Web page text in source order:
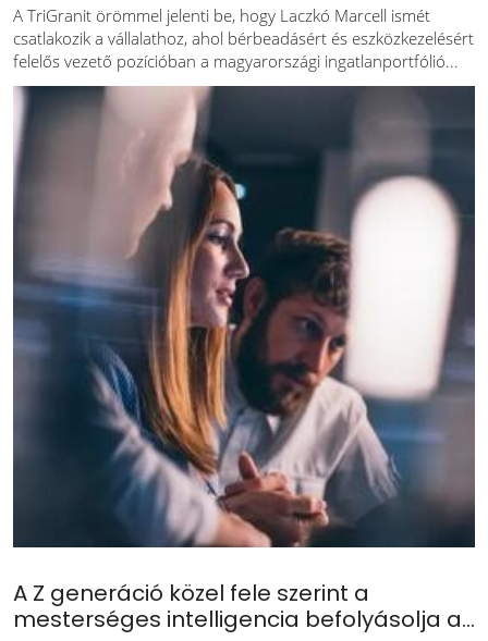
A TriGranit örömmel jelenti be, hogy Laczkó Marcell ismét
csatlakozik a vállalathoz, ahol bérbeadásért és eszközkezelésért
felelős vezető pozícióban a magyarországi ingatlanportfólió...
A Z generáció közel fele szerint a
mesterséges intelligencia befolyásolja a...